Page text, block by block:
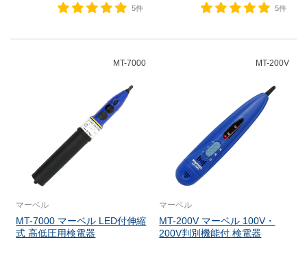
5件 5件
MT-7000
マーベル
MT-7000 マーベル LED付伸縮
式 高低圧用検電器
MT-200V
マーベル
MT-200V マーベル 100V・
200V判別機能付 検電器